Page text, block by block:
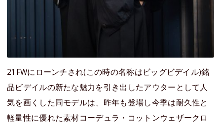
21FWにローンチされ(この時の名称はビッグビデイル)銘
品ビデイルの新たな魅力を引き出したアウターとして人
気を画くした同モデルは、昨年も登場し今季は耐久性と
軽量性に優れた素材コーデュラ・コットンウェザークロ